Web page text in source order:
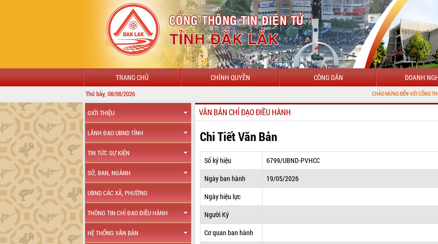
TRANG CHỦ CHÍNH QUYỀN CÔNG DÂN DOANH
Thứ bảy, 08/08/2026 CHÀO MỪNG ĐẾN VỚI CỔNG THÔNG TIN
GIỚI THIỆU
LÃNH ĐẠO UBND TỈNH
TIN TỨC SỰ KIỆN
SỞ, BAN, NGÀNH
UBND CÁC XÃ, PHƯỜNG
THÔNG TIN CHỈ ĐẠO ĐIỀU HÀNH
HỆ THỐNG VĂN BẢN
VĂN BẢN CHỈ ĐẠO ĐIỀU HÀNH
Chi Tiết Văn Bản
Số ký hiệu
6799/UBND-PVHCC
Ngày ban hành
19/05/2026
Ngày hiệu lực
Người Ký
Cơ quan ban hành